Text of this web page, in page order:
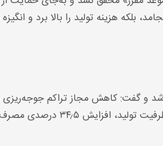
هزینه تولید را بالا برد و انگیزه
جدید «ردپای کربنی» اشاره کرد که در سال ۲۰۲۴ اجرا شد و گفت: کاهش مجاز
افزایش وزن روزانه نژادهای بومی مانند آرین، منجر